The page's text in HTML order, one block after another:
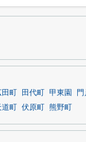
町 田代町 甲東園 門
町 伏原町 熊野町